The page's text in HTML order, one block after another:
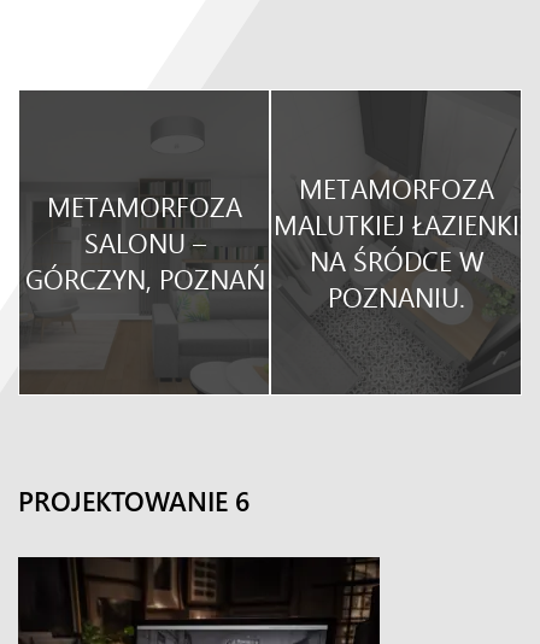
METAMORFOZA
SALONU –
GÓRCZYN, POZNAŃ
METAMORFOZA
MALUTKIEJ ŁAZIENKI
NA ŚRÓDCE W
POZNANIU.
PROJEKTOWANIE 6